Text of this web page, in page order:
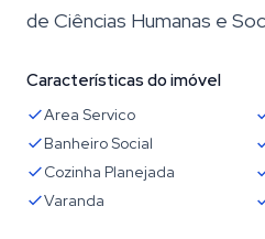
de Ciências Humanas e
Características do imóvel
Area Servico
Banheiro Social
Cozinha Planejada
Varanda